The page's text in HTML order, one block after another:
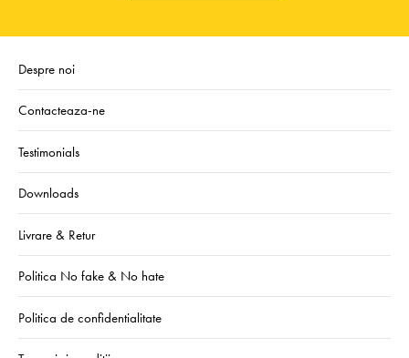
Despre noi
Contacteaza-ne
Testimonials
Downloads
Livrare & Retur
Politica No fake & No hate
Politica de confidentialitate